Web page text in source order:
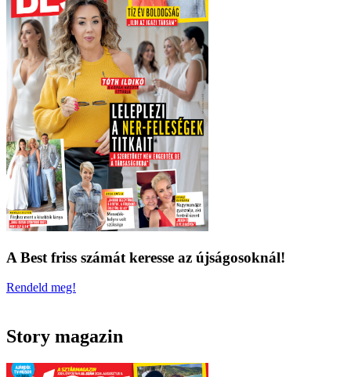
A Best friss számát keresse az újságosoknál!
Rendeld meg!
Story magazin